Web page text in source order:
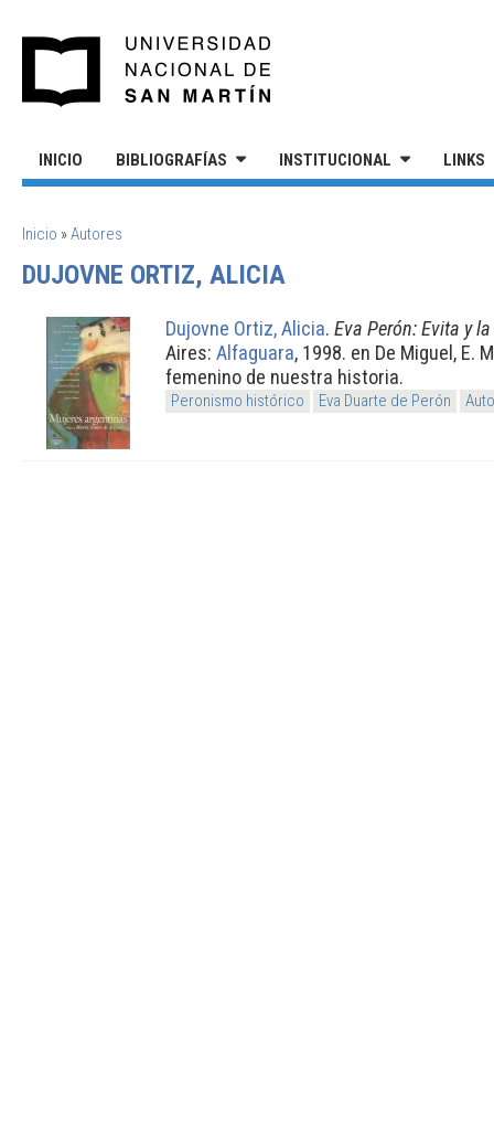
INICIO BIBLIOGRAFÍAS INSTITUCIONAL LINKS
SE ENCUENTRA USTED AQUÍ
Inicio »Autores
DUJOVNE ORTIZ, ALICIA
Dujovne Ortiz, Alicia. Eva Perón: Evita y
Aires: Alfaguara, 1998. en De Miguel, E.
femenino de nuestra historia.
Peronismo histórico Eva Duarte de Perón